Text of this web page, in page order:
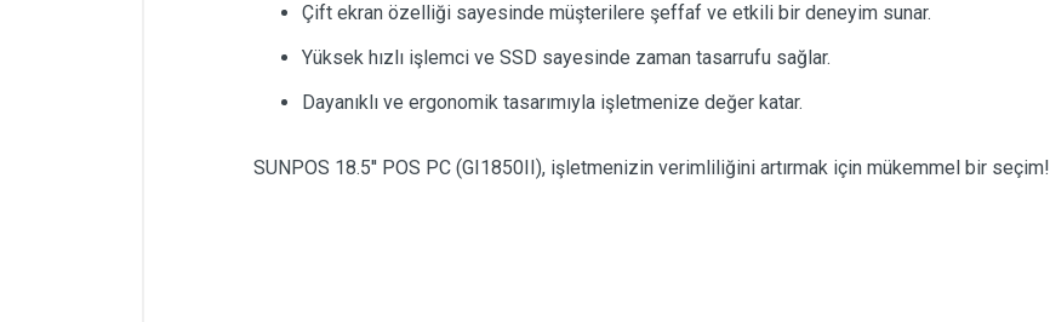
Çift ekran özelliği sayesinde müşterilere şeffaf ve etkili bir deneyim sunar.
Yüksek hızlı işlemci ve SSD sayesinde zaman tasarrufu sağlar.
Dayanıklı ve ergonomik tasarımıyla işletmenize değer katar.
SUNPOS 18.5'' POS PC (GI1850II), işletmenizin verimliliğini artırmak için mükemmel bir seçim!